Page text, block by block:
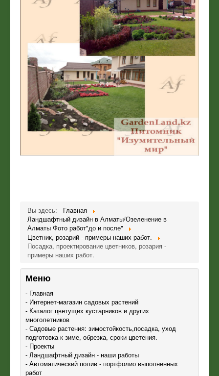
Вы здесь:
Главная
Ландшафтный дизайн в Алматы/Озеленение в
Алматы Фото работ"до и после"
Цветник, розарий - примеры наших работ.
Посадка, проектирование цветников, розария -
примеры наших работ.
Меню
- Главная
- Интернет-магазин садовых растений
- Каталог цветущих кустарников и других
многолетников
- Садовые растения: зимостойкость,посадка, уход
подготовка к зиме, обрезка, сроки цветения.
- Проекты
- Ландшафтный дизайн - наши работы
- Автоматический полив - портфолио выполненных
работ